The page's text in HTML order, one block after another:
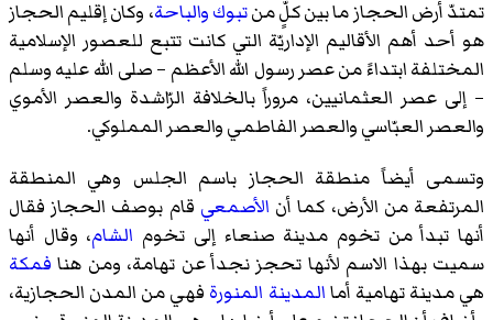
تمتدّ أرض الحجاز ما بين كلٍّ منتبوكوالباحة، وكان إقليم الحجاز
هو أحد أهم الأقاليم الإداريّة التي كانت تتبع للعصور الإسلامية
المختلفة ابتداءً من عصر رسول الله الأعظم – صلى الله عليه وسلم
– إلى عصر العثمانيين، مروراً بالخلافة الرّاشدة والعصر الأموي
والعصر العبّاسي والعصر الفاطمي والعصر المملوكي.
وتسمى أيضاً منطقة الحجاز باسم الجلس وهي المنطقة
المرتفعة من الأرض، كما أن الأصمعي قام بوصف الحجاز فقال
أنها تبدأ من تخوم مدينة صنعاء إلى تخوم الشام، وقال أنها
سميت بهذا الاسم لأنها تحجز نجدأ عن تهامة، ومن هنا فمكة
هي مدينة تهامية أماالمدينة المنورة فهي من المدن الحجازية،